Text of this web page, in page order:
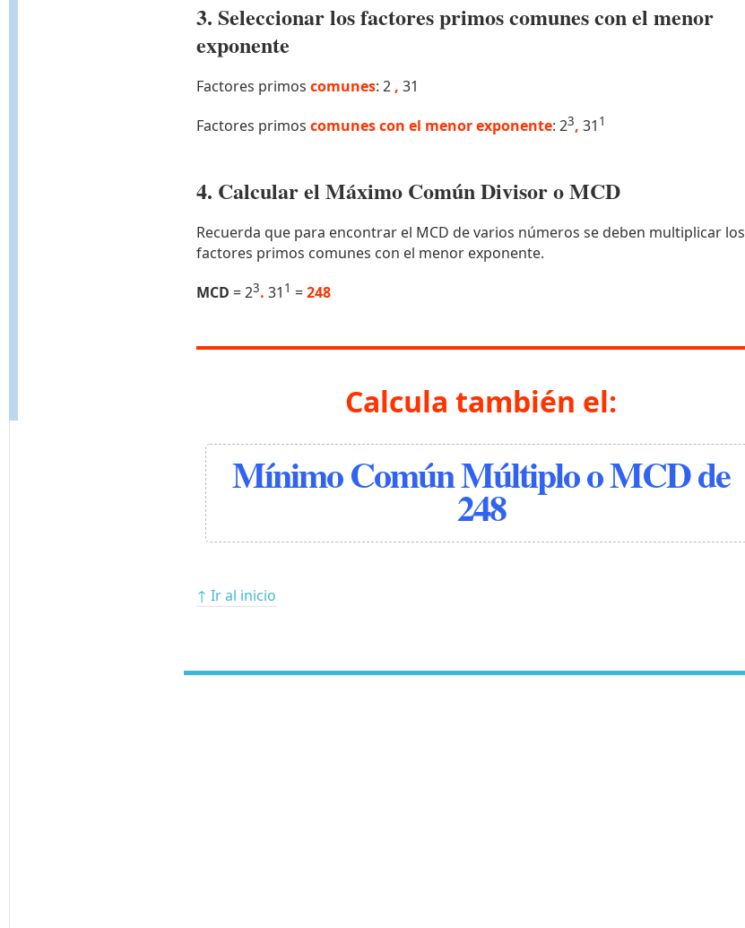
3. Seleccionar los factores primos comunes con el menor
exponente
Factores primos comunes: 2, 31
Factores primos comunes con el menor exponente: 23, 31 1
4. Calcular el Máximo Común Divisor o MCD
Recuerda que para encontrar el MCD de varios números se deben multiplicar los
factores primos comunes con el menor exponente.
MCD = 23. 31 1 =248
Calcula también el:
Mínimo Común Múltiplo o MCD de
248
↑ Ir al inicio